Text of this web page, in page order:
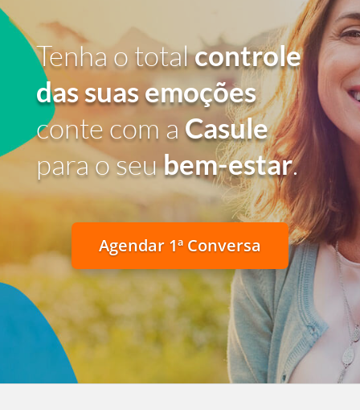
Tenha o totalcontrole
das suas emoções
conte com a Casule
para o seubem-estar.
Agendar 1ª Conversa